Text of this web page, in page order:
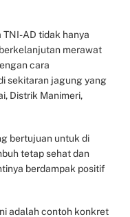
AD tidak hanya
merawat
cara
sekitaran jagung yang
Distrik Manimeri,
bertujuan untuk di
tetap sehat dan
berdampak positif
adalah contoh konkret